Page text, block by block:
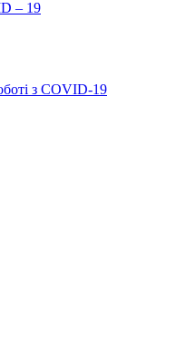
– 19
з COVID-19